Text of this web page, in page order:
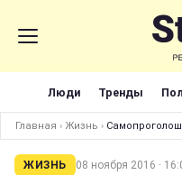
Люди Тренды
Главная › Жизнь ›
ЖИЗНЬ 08 ноября 2016 ·